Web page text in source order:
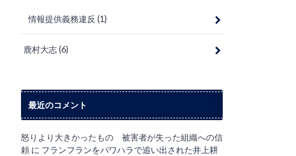
情報提供義務違反 (1)
鹿村大志(6)
最近のコメント
怒りより大きかったもの 被害者が失った組織への信
頼 に フランフランをパワハラで追い出された井上耕